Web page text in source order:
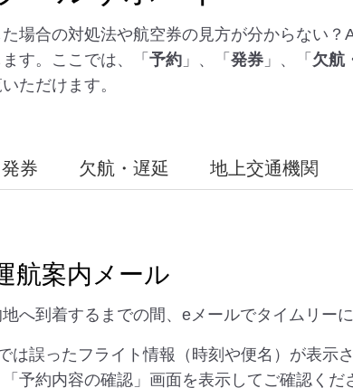
場合の対処法や航空券の見方が分からない
す。ここでは、「 予約 」、「 発券 」、「 欠航
ただけます。
発券 欠航・遅延 地上交通機関
航案内メール
へ到着するまでの間、eメールでタイムリー
は誤ったフライト情報（時刻や便名）が表示
予約内容の確認」画面を表示してご確認くだ